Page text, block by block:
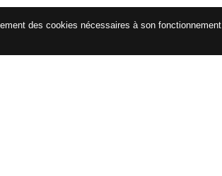
des cookies nécessaires à son fonctionnement.